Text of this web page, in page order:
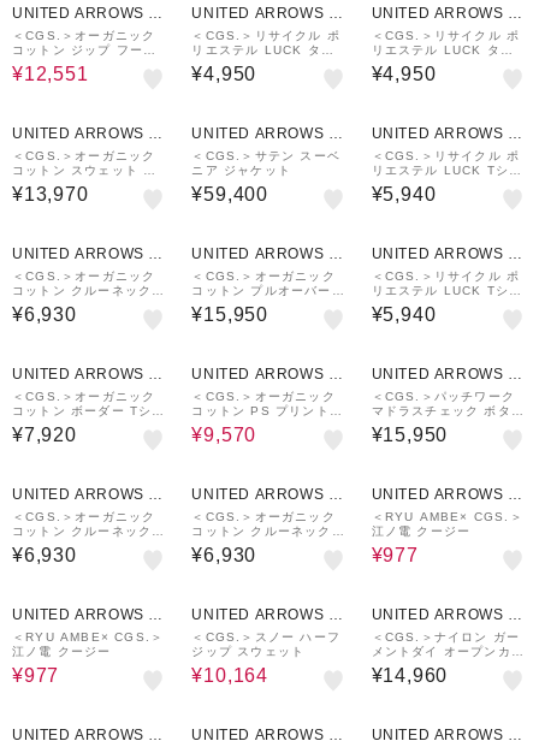
UNITED ARROWS O
UTLET
＜CGS.＞オーガニック
コットン ジップ フーデ
ィー スウェット
¥12,551
UNITED ARROWS O
UTLET
＜CGS.＞リサイクル ポ
リエステル LUCK タン
クトップ 吸水速乾 UV軽
減
¥4,950
UNITED ARROWS O
UTLET
＜CGS.＞リサイクル ポ
リエステル LUCK タン
クトップ 吸水速乾 UV軽
減
¥4,950
UNITED ARROWS O
UTLET
＜CGS.＞オーガニック
コットン スウェット ワ
イド イージー パンツ
¥13,970
UNITED ARROWS O
UTLET
＜CGS.＞サテン スーベ
ニア ジャケット
¥59,400
UNITED ARROWS O
UTLET
＜CGS.＞リサイクル ポ
リエステル LUCK Tシャ
ツ 吸水速乾 UV軽減
¥5,940
UNITED ARROWS O
UTLET
＜CGS.＞オーガニック
コットン クルーネック
ロゴ Tシャツ
¥6,930
UNITED ARROWS O
UTLET
＜CGS.＞オーガニック
コットン プルオーバー
スウェット パーカー
¥15,950
UNITED ARROWS O
UTLET
＜CGS.＞リサイクル ポ
リエステル LUCK Tシャ
ツ 吸水速乾 UV軽減
¥5,940
UNITED ARROWS O
UTLET
＜CGS.＞オーガニック
コットン ボーダー Tシャ
ツ
¥7,920
UNITED ARROWS O
UTLET
＜CGS.＞オーガニック
コットン PS プリント
スウェット
¥9,570
UNITED ARROWS O
UTLET
＜CGS.＞パッチワーク
マドラスチェック ボタン
ダウン シャツ
¥15,950
UNITED ARROWS O
UTLET
＜CGS.＞オーガニック
コットン クルーネック
ロゴ Tシャツ
¥6,930
UNITED ARROWS O
UTLET
＜CGS.＞オーガニック
コットン クルーネック
ロゴ Tシャツ
¥6,930
UNITED ARROWS O
UTLET
＜RYU AMBE× CGS.＞
江ノ電 クージー
¥977
UNITED ARROWS O
UTLET
＜RYU AMBE× CGS.＞
江ノ電 クージー
¥977
UNITED ARROWS O
UTLET
＜CGS.＞スノー ハーフ
ジップ スウェット
¥10,164
UNITED ARROWS O
UTLET
＜CGS.＞ナイロン ガー
メントダイ オープンカラ
ー シャツ
¥14,960
UNITED ARROWS O
UNITED ARROWS O
UNITED ARROWS O